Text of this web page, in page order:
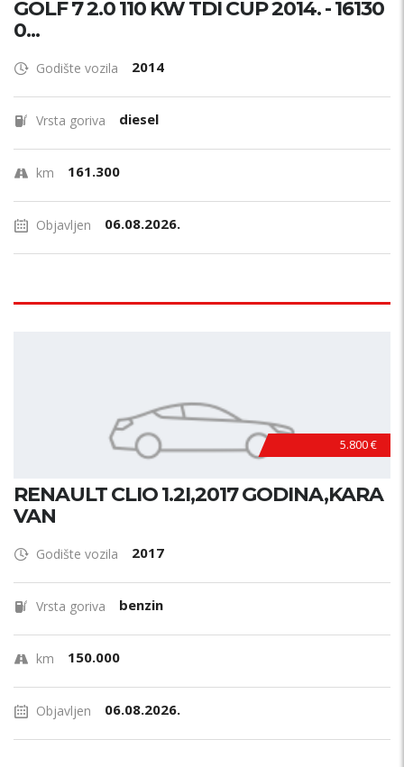
GOLF 7 2.0 110 KW TDI CUP 2014. - 16130
0...
Godište vozila 2014
Vrsta goriva diesel
km 161.300
Objavljen 06.08.2026.
5.800 €
RENAULT CLIO 1.2I,2017 GODINA,KARA
VAN
Godište vozila 2017
Vrsta goriva benzin
km 150.000
Objavljen 06.08.2026.